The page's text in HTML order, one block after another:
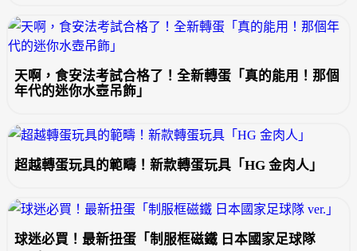
天啊，食安法考試合格了！全新轉蛋「真的能用！那個
年代的迷你水壺吊飾」
超越轉蛋玩具的範疇！新款轉蛋玩具「HG 金肉人」
球迷必買！最新扭蛋「制服框磁鐵 日本國家足球隊